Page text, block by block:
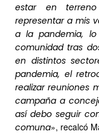
estar en
representar a mis
a la pandemia,
comunidad tras
en distintos
pandemia, el
realizar reuniones
campaña a
así debo seguir
comuna», recalcó